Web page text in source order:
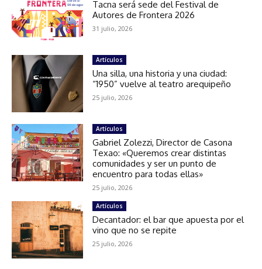
Tacna será sede del Festival de
Autores de Frontera 2026
31 julio, 2026
Artículos
Una silla, una historia y una ciudad:
“1950” vuelve al teatro arequipeño
25 julio, 2026
Artículos
Gabriel Zolezzi, Director de Casona
Texao: «Queremos crear distintas
comunidades y ser un punto de
encuentro para todas ellas»
25 julio, 2026
Artículos
Decantador: el bar que apuesta por el
vino que no se repite
25 julio, 2026